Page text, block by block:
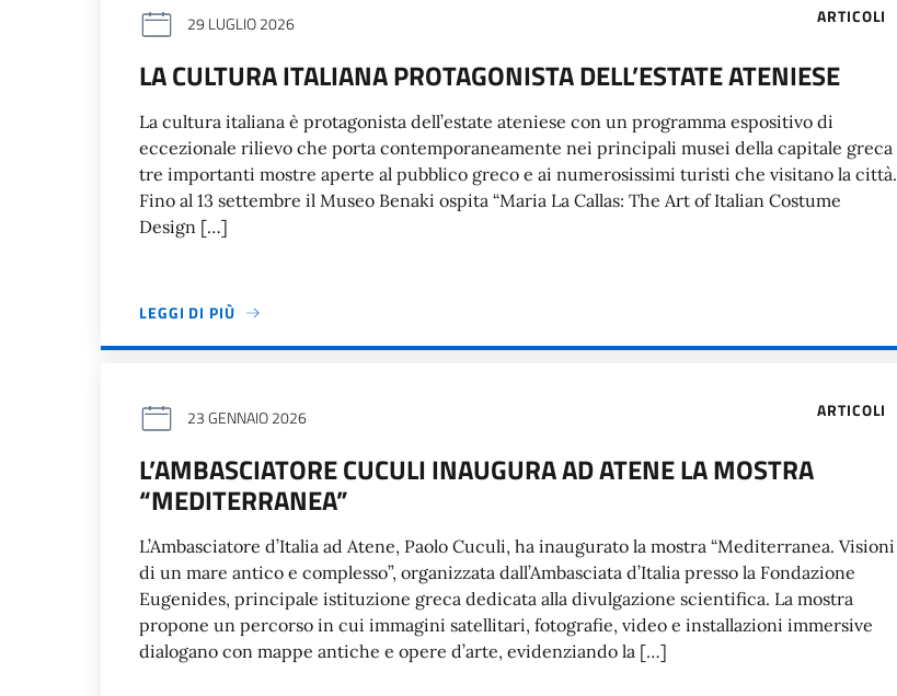
ARTICOLI
29 LUGLIO 2026
LA CULTURA ITALIANA PROTAGONISTA DELL’ESTATE ATENIESE
La cultura italiana è protagonista dell’estate ateniese con un programma espositivo di
eccezionale rilievo che porta contemporaneamente nei principali musei della capitale greca
tre importanti mostre aperte al pubblico greco e ai numerosissimi turisti che visitano la città.
Fino al 13 settembre il Museo Benaki ospita “Maria La Callas: The Art of Italian Costume
Design […]
LEGGI DI PIÙ
ARTICOLI
23 GENNAIO 2026
L’AMBASCIATORE CUCULI INAUGURA AD ATENE LA MOSTRA
“MEDITERRANEA”
L’Ambasciatore d’Italia ad Atene, Paolo Cuculi, ha inaugurato la mostra “Mediterranea. Visioni
di un mare antico e complesso”, organizzata dall’Ambasciata d’Italia presso la Fondazione
Eugenides, principale istituzione greca dedicata alla divulgazione scientifica. La mostra
propone un percorso in cui immagini satellitari, fotografie, video e installazioni immersive
dialogano con mappe antiche e opere d’arte, evidenziando la […]